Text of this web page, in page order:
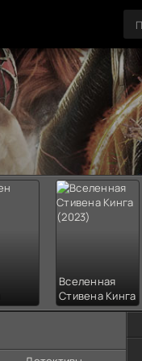
Вселенная
Стивена Кинга